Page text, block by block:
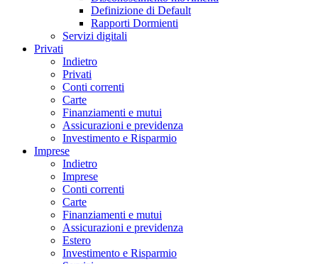
Definizione di Default
Rapporti Dormienti
Servizi digitali
Privati
Indietro
Privati
Conti correnti
Carte
Finanziamenti e mutui
Assicurazioni e previdenza
Investimento e Risparmio
Imprese
Indietro
Imprese
Conti correnti
Carte
Finanziamenti e mutui
Assicurazioni e previdenza
Estero
Investimento e Risparmio